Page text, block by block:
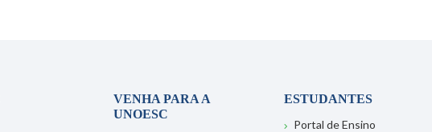
VENHA PARA A
UNOESC
ESTUDANTES
Portal de Ensino